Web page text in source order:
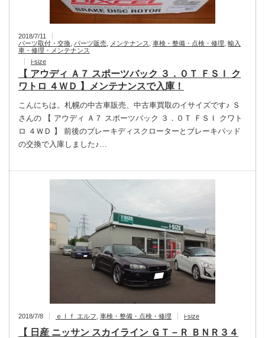
2018/7/11
パーツ取付・交換 パーツ販売 メンテナンス 車検・整備・点検・修理 輸入
車・修理・メンテナンス
i-size
【 アウディ Ａ７ スポーツバック ３．０Ｔ ＦＳＩ ク
ワトロ ４ＷＤ 】メンテナンスで入庫！
こんにちは。札幌の中古車販売、中古車買取のイサイズです♪ Ｓ
さんの 【 アウディ Ａ７ スポーツバック ３．０Ｔ ＦＳＩ クワト
ロ ４ＷＤ 】 前後のブレーキディスクローターとブレーキパッド
の交換で入庫しました♪…
2018/7/8 ｅｌｆ エルフ 車検・整備・点検・修理 i-size
【 日産 ニッサン スカイライン ＧＴ－Ｒ ＢＮＲ３４